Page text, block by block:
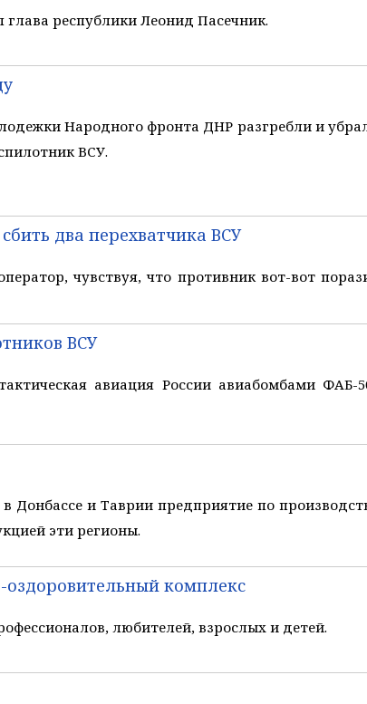
республики Леонид Пасечник.
Народного фронта ДНР разгребли и
ВСУ.
два перехватчика ВСУ
чувствуя, что противник вот-вот
ВСУ
авиация России авиабомбами ФАБ-
и Таврии предприятие по
эти регионы.
комплекс
любителей, взрослых и детей.